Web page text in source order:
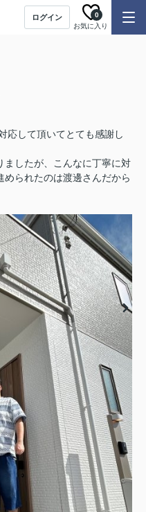
ログイン
お気に入り
0
応して頂いてとても感謝し
ましたが、こんなに丁寧に対
られたのは渡邊さんだから